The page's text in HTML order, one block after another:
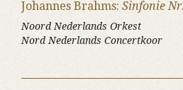
Johannes Brahms: Sinfonie
Noord Nederlands Orkest
Nord Nederlands Concertkoor